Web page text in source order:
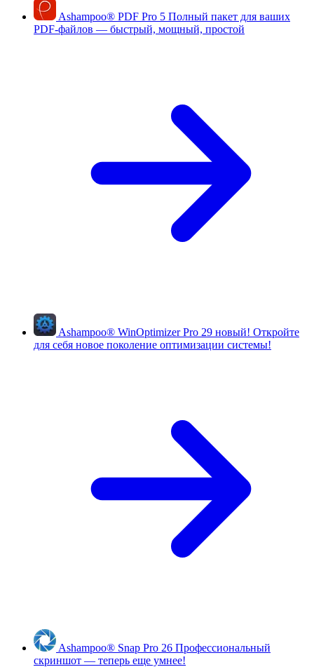
Ashampoo® PDF Pro 5 Полный пакет для ваших
PDF-файлов — быстрый, мощный, простой
Ashampoo® WinOptimizer Pro 29 новый! Откройте
для себя новое поколение оптимизации системы!
Ashampoo® Snap Pro 26 Профессиональный
скриншот — теперь еще умнее!